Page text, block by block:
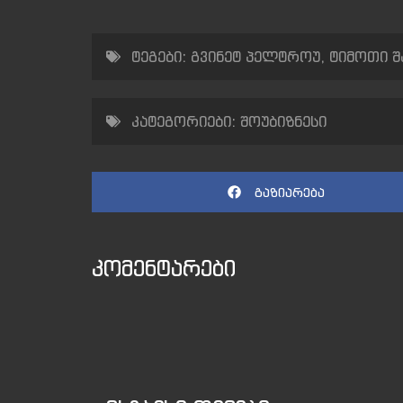
ტეგები: გვინეტ პელტროუ, ტიმოთი
კატეგორიები: შოუბიზნესი
გაზიარება
კომენტარები